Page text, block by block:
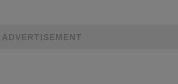
ADVERTISEMENT